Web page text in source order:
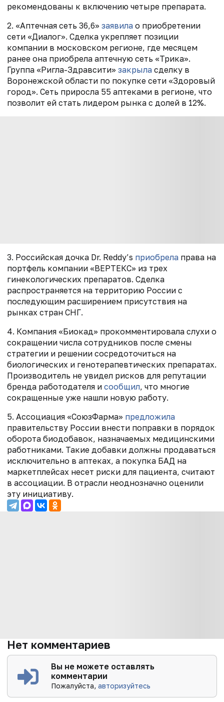
рекомендованы к включению четыре препарата.
2. «Аптечная сеть 36,6» заявила о приобретении
сети «Диалог». Сделка укрепляет позиции
компании в московском регионе, где месяцем
ранее она приобрела аптечную сеть «Трика».
Группа «Ригла-Здравсити» закрыла сделку в
Воронежской области по покупке сети «Здоровый
город». Сеть приросла 55 аптеками в регионе, что
позволит ей стать лидером рынка с долей в 12%.
3. Российская дочка Dr. Reddy’s приобрела права на
портфель компании «ВЕРТЕКС» из трех
гинекологических препаратов. Сделка
распространяется на территорию России с
последующим расширением присутствия на
рынках стран СНГ.
4. Компания «Биокад» прокомментировала слухи о
сокращении числа сотрудников после смены
стратегии и решении сосредоточиться на
биологических и генотерапевтических препаратах.
Производитель не увидел рисков для репутации
бренда работодателя и сообщил, что многие
сокращенные уже нашли новую работу.
5. Ассоциация «СоюзФарма» предложила
правительству России внести поправки в порядок
оборота биодобавок, назначаемых медицинскими
работниками. Такие добавки должны продаваться
исключительно в аптеках, а покупка БАД на
маркетплейсах несет риски для пациента, считают
в ассоциации. В отрасли неоднозначно оценили
эту инициативу.
Нет комментариев
Вы не можете оставлять
комментарии
Пожалуйста,авторизуйтесь